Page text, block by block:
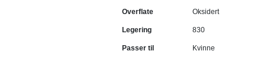
Overflate Oksidert
Legering 830
Passer til Kvinne